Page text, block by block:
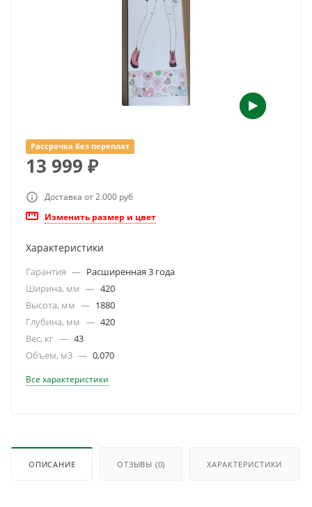
Рассрочка без переплат
13 999 ₽
Доставка от 2.000 руб
Изменить размер и цвет
Характеристики
Гарантия — Расширенная 3 года
Ширина, мм — 420
Высота, мм — 1880
Глубина, мм — 420
Вес, кг — 43
Объем, м3 — 0,070
Все характеристики
ОПИСАНИЕ ОТЗЫВЫ (0) ХАРАКТЕРИСТИКИ